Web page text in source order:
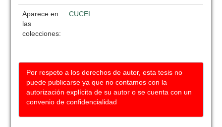
Aparece en
las
colecciones:
CUCEI
Por respeto a los derechos de autor, esta tesis no
puede publicarse ya que no contamos con la
autorización explícita de su autor o se cuenta con un
convenio de confidencialidad